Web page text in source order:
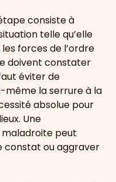
consiste à
telle qu’elle
forces de l’ordre
doivent constater
éviter de
même la serrure à la
absolue pour
Une
peut
constat ou aggraver